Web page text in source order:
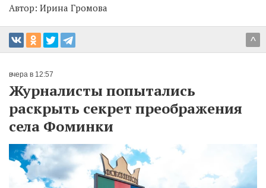
Автор: Ирина Громова
^
вчера в 12:57
Журналисты попытались
раскрыть секрет преображения
села Фоминки